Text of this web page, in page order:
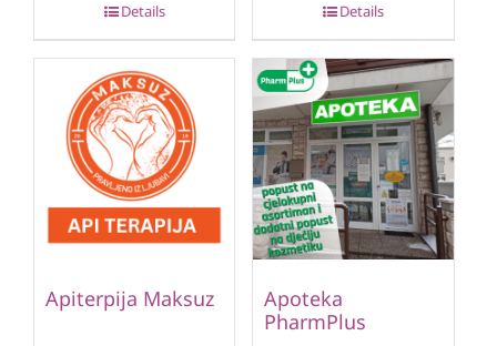
Details Details
Apiterpija Maksuz
Apoteka
PharmPlus